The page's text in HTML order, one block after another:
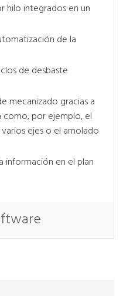
hilo integrados en un
de la
de desbaste
mecanizado gracias a
como, por ejemplo, el
ejes o el amolado
en el plan